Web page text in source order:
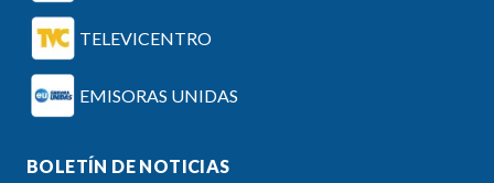
TELEVICENTRO
EMISORAS UNIDAS
BOLETÍN DE NOTICIAS